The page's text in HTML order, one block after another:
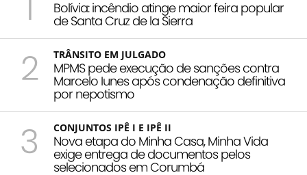
Bolívia: incêndio atinge maior feira popular
de Santa Cruz de la Sierra
2 TRÂNSITO EM JULGADO
MPMS pede execução de sanções contra
Marcelo Iunes após condenação definitiva
por nepotismo
3 CONJUNTOS IPÊ I E IPÊ II
Nova etapa do Minha Casa, Minha Vida
exige entrega de documentos pelos
selecionados em Corumbá